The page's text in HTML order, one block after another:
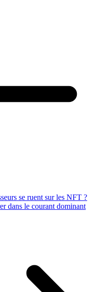
se ruent sur les NFT ?
dans le courant dominant